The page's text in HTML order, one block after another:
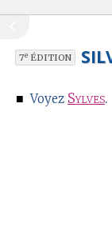
7eÉDITION
■Voyez Sylves.